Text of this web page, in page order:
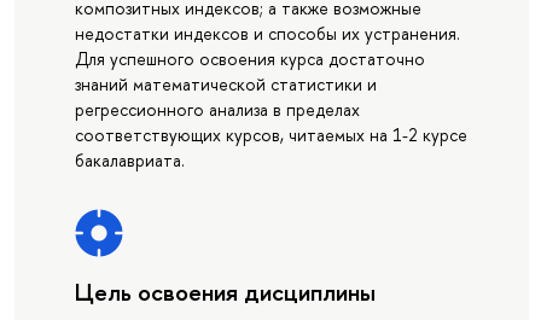
композитных индексов; а также возможные
недостатки индексов и способы их устранения.
Для успешного освоения курса достаточно
знаний математической статистики и
регрессионного анализа в пределах
соответствующих курсов, читаемых на 1-2 курсе
бакалавриата.
Цель освоения дисциплины